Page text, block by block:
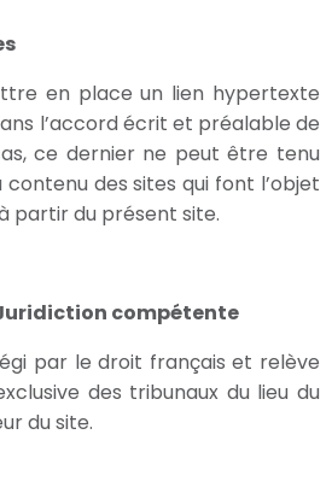
en place un lien hypertexte
l’accord écrit et préalable de
ce dernier ne peut être tenu
des sites qui font l’objet
partir du présent site.
compétente
par le droit français et relève
des tribunaux du lieu du
du site.